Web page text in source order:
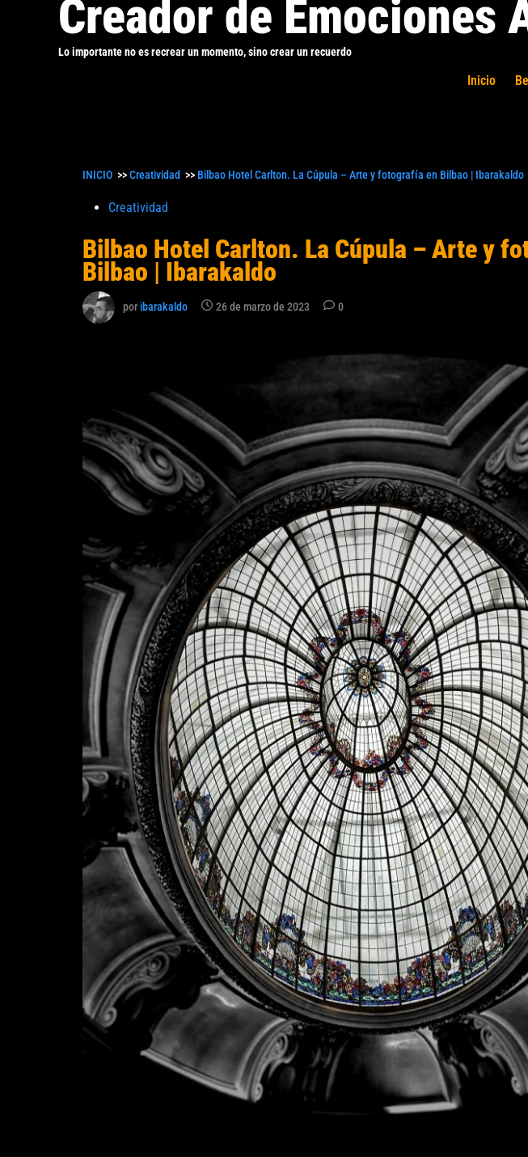
Creador de Emociones
Lo importante no es recrear un momento, sino crear un recuerdo
Inicio
INICIO >>Creatividad >> Bilbao Hotel Carlton. La Cúpula – Arte y fotografía en Bilbao | Ibarakaldo
Publicado
Creatividad
Bilbao Hotel Carlton. La Cúpula – Arte y
Bilbao | Ibarakaldo
poribarakaldo 26 de marzo de 2023 0